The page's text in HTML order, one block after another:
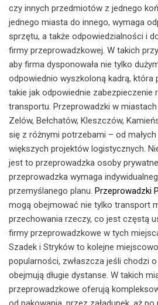
czy innych przedmiotów z jednego
jednego miasta do innego, wymaga
sprzętu, a także odpowiedzialności i
firmy przeprowadzkowej. W takich
aby firma dysponowała nie tylko
odpowiednio wyszkoloną kadrą, która
takie jak odpowiednie zabezpieczenie
transportu. Przeprowadzki w
Zelów, Bełchatów, Kleszczów,
się z różnymi potrzebami – od
większych projektów logistycznych.
jest to przeprowadzka osoby
przeprowadzka wymaga
przemyślanego planu. Przeprowadzki
mogą obejmować nie tylko transport
przechowania rzeczy, co jest częstą
firmy przeprowadzkowe w tych
Szadek i Stryków to kolejne
popularności, zwłaszcza jeśli chodzi
obejmują długie dystanse. W takich
przeprowadzkowe oferują